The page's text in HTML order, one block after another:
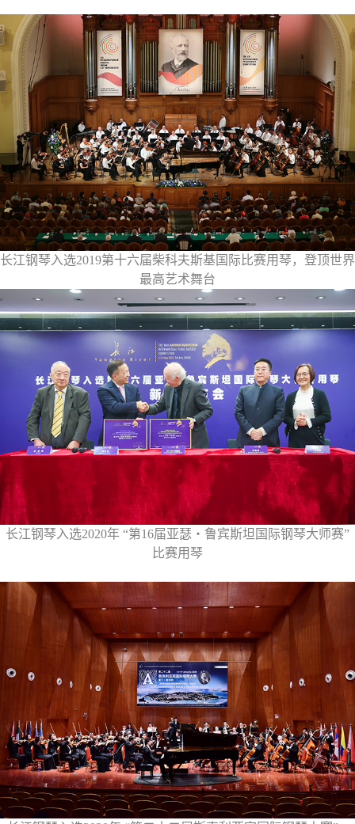
长江钢琴入选2019第十六届柴科夫斯基国际比赛用琴，登顶世界
最高艺术舞台
长江钢琴入选2020年 “第16届亚瑟 ‧ 鲁宾斯坦国际钢琴大师赛”
比赛用琴